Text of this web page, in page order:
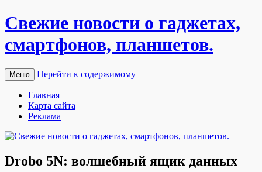
Свежие новости о гаджетах,
смартфонов, планшетов.
Меню Перейти к содержимому
Главная
Карта сайта
Реклама
Drobo 5N: волшебный ящик данных